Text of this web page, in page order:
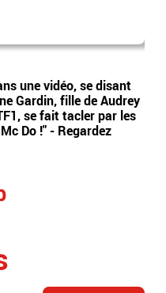
une vidéo, se disant
Gardin, fille de Audrey
se fait tacler par les
Do !" - Regardez